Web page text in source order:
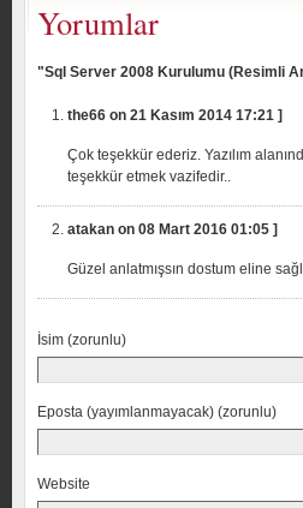
Yorumlar
"Sql Server 2008 Kurulumu (Resimli
the66 on 21 Kasım 2014 17:21 ]
Çok teşekkür ederiz. Yazılım
teşekkür etmek vazifedir..
atakan on 08 Mart 2016 01:05 ]
Güzel anlatmışsın dostum eline
İsim (zorunlu)
Eposta (yayımlanmayacak) (zorunlu)
Website